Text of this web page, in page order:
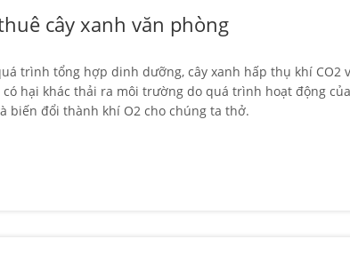
cây xanh văn phòng
trình tổng hợp dinh dưỡng, cây xanh hấp thụ khí CO2
hại khác thải ra môi trường do quá trình hoạt động
biến đổi thành khí O2 cho chúng ta thở.